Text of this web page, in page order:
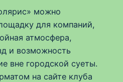
можно
для компаний,
атмосфера,
и возможность
вне городской суеты.
на сайте клуба